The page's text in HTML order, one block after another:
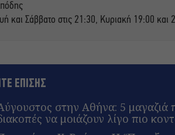
και Σάββατο στις 21:30, Κυριακή 19:00 και
ΕΠΙΣΗΣ
στην Αθήνα: 5 μαγαζιά
να μοιάζουν λίγο πιο